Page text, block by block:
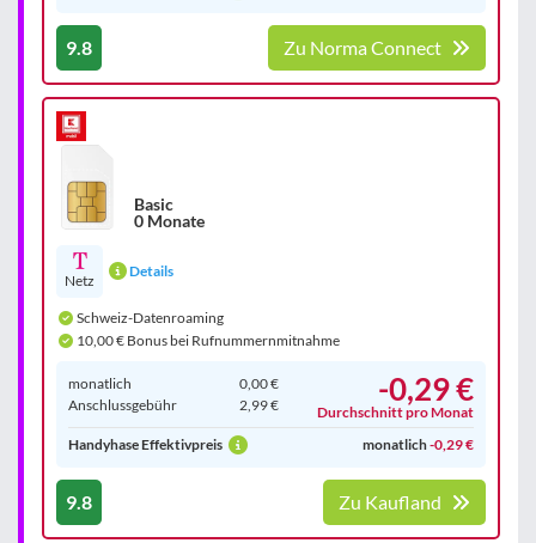
9.8 Zu Norma Connect
Basic
0 Monate
Netz
Details
Schweiz-Datenroaming
10,00 € Bonus bei Rufnummernmitnahme
monatlich
0,00 €
Anschluss­gebühr
2,99 € -0,29 €
Durchschnitt pro Monat
Handyhase Effektivpreis
monatlich-0,29 €
9.8 Zu Kaufland